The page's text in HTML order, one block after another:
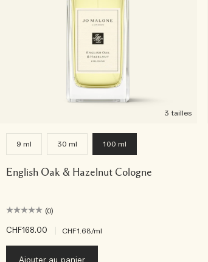
3 tailles
9 ml 30 ml 100 ml
English Oak & Hazelnut Cologne
(0)
CHF168.00 CHF1.68/ml